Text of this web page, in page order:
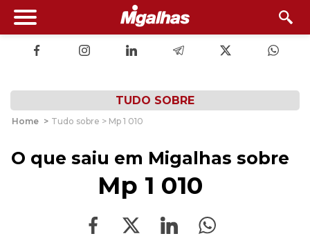
TUDO SOBRE
Home > Tudo sobre > Mp 1 010
O que saiu em Migalhas sobre
Mp 1 010